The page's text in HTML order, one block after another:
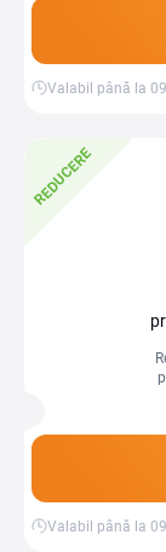
Valabil până la
REDUCERE
Valabil până la